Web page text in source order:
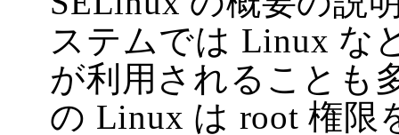
ステムでは Linux な
が利用されることも
の Linux は root 権限